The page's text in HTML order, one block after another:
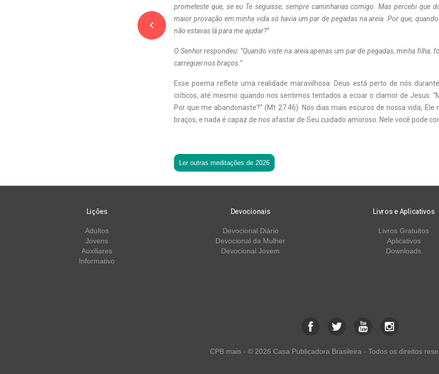
navigate_before
prometeste que, se eu Te seguisse, sempre caminharias comigo. Mas percebi que
maior provação em minha vida só havia um par de pegadas na areia. Por que,
não estavas lá para me ajudar?”
O Senhor respondeu: “Quando viste na areia apenas um par de pegadas, minha filha,
carreguei nos braços.”
Esse poema reflete uma realidade maravilhosa: Deus está perto de nós
críticos, até mesmo quando nos sentimos tentados a ecoar o clamor de Jesus:
Por que me abandonaste?” (Mt 27:46). Nos dias mais escuros de nossa vida, Ele
braços, e nada é capaz de nos afastar de Seu cuidado amoroso. Nele você pode
Ler outras meditações de 2026
Lições
Adultos
Jovens
Auxiliares
Informativo
Devocionais
Devocional Diário
Devocional da Mulher
Devocional Jovem
Livros e Aplicativos
Livros Gratuitos
Aplicativos
Downloads
CPB mais - © 2026 Casa Publicadora Brasileira - Todos os direitos